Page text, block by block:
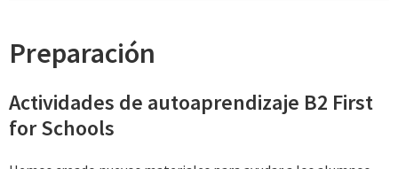
Preparación
Actividades de autoaprendizaje B2 First
for Schools